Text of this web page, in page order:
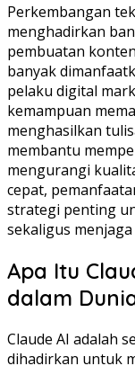
Perkembangan
menghadirkan
pembuatan
banyak
pelaku digital
kemampuan
menghasilkan
membantu
mengurangi
cepat,
strategi penting
sekaligus
Apa Itu
dalam
Claude AI adalah
dihadirkan untuk